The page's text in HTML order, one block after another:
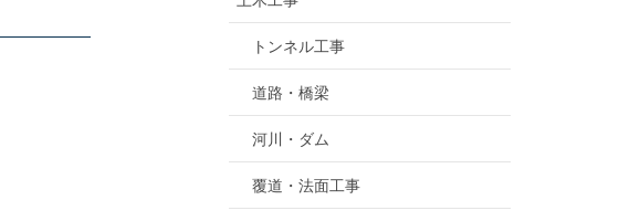
トンネル工事
道路・橋梁
河川・ダム
覆道・法面工事